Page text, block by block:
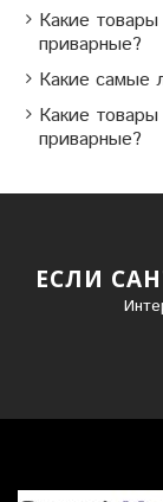
Какие
приварные?
Какие самые
Какие
приварные?
ЕСЛИ